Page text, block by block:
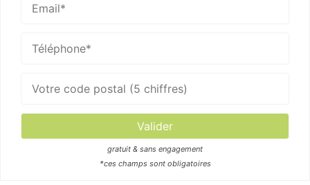
gratuit & sans engagement
*ces champs sont obligatoires